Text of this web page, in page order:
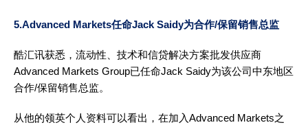
5.Advanced Markets任命Jack Saidy为合作/保留销售总监
酷汇讯获悉，流动性、技术和信贷解决方案批发供应商
Advanced Markets Group已任命Jack Saidy为该公司中东地区
合作/保留销售总监。
从他的领英个人资料可以看出，在加入Advanced Markets之